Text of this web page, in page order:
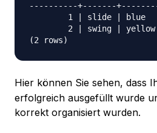
----------+-------
1 | slide | blue
2 | swing |
Hier können Sie sehen, dass
erfolgreich ausgefüllt wurde
korrekt organisiert wurden.